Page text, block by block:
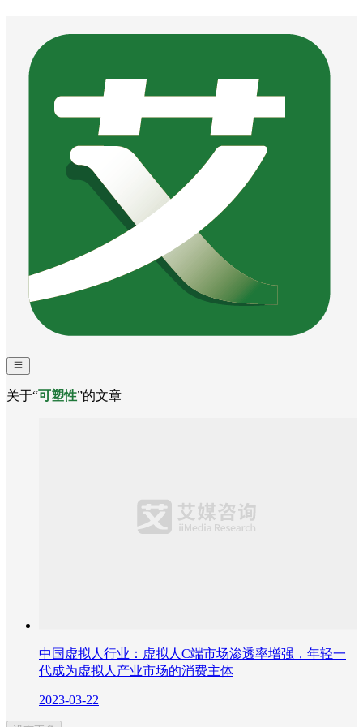
关于“可塑性”的文章
中国虚拟人行业：虚拟人C端市场渗透率增强，年轻一
代成为虚拟人产业市场的消费主体
2023-03-22